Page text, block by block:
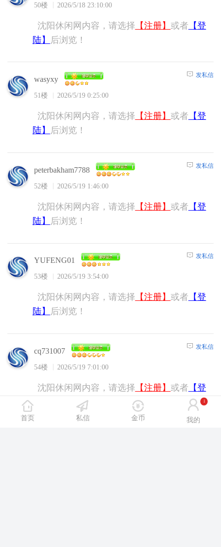
50楼 2026/5/18 23:10:00
沈阳休闲网内容，请选择 【注册】 或者 【登
陆】
后浏览！
wasyxy
51楼 2026/5/19 0:25:00
发私信
沈阳休闲网内容，请选择 【注册】 或者 【登
陆】
后浏览！
peterbakham7788
52楼 2026/5/19 1:46:00
发私信
沈阳休闲网内容，请选择 【注册】 或者 【登
陆】
后浏览！
YUFENG01
53楼 2026/5/19 3:54:00
发私信
沈阳休闲网内容，请选择 【注册】 或者 【登
陆】
后浏览！
cq731007
54楼 2026/5/19 7:01:00
发私信
沈阳休闲网内容，请选择 【注册】 或者 【登
陆】
后浏览！
首页 私信 金币 我的
1